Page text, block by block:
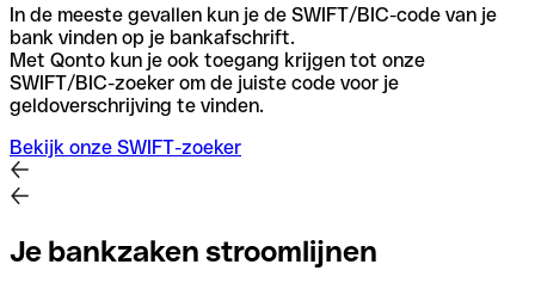
In de meeste gevallen kun je de SWIFT/BIC-code van je
bank vinden op je bankafschrift.
Met Qonto kun je ook toegang krijgen tot onze
SWIFT/BIC-zoeker om de juiste code voor je
geldoverschrijving te vinden.
Bekijk onze SWIFT-zoeker
Je bankzaken stroomlijnen